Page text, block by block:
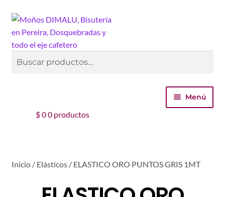
Ir
a
la
navegación
Ir
al
contenido
Buscar
Buscar
Menú
$00 productos
Inicio/ Elásticos/ ELASTICO ORO PUNTOS GRIS 1MT